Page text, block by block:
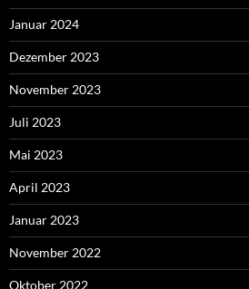
Januar 2024
Dezember 2023
November 2023
Juli 2023
Mai 2023
April 2023
Januar 2023
November 2022
Oktober 2022